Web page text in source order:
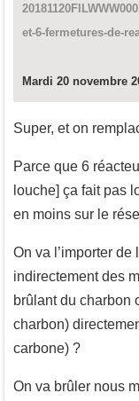
et-6-fermetures-de-
Mardi 20 novembre
Super, et on
Parce que 6
louche] ça fait pas
en moins sur le
On va l’importer de
indirectement des
brûlant du charbon
charbon)
carbone) ?
On va brûler nous